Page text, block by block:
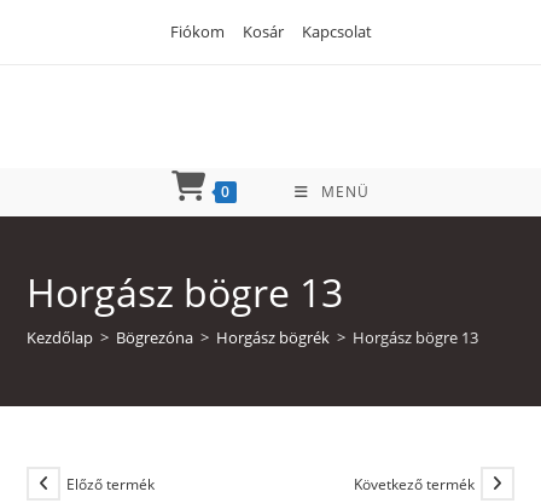
Fiókom Kosár Kapcsolat
0 MENÜ
Horgász bögre 13
Kezdőlap > Bögrezóna > Horgász bögrék > Horgász bögre 13
Előző termék Következő termék